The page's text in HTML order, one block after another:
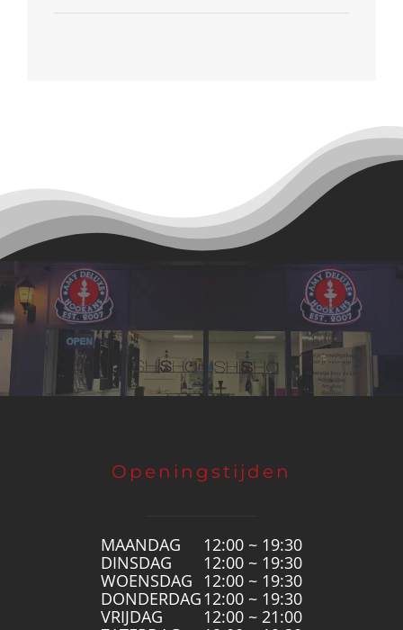
Openingstijden
MAANDAG
12:00 ~ 19:30
DINSDAG
12:00 ~ 19:30
WOENSDAG
12:00 ~ 19:30
DONDERDAG 12:00 ~ 19:30
VRIJDAG
12:00 ~ 21:00